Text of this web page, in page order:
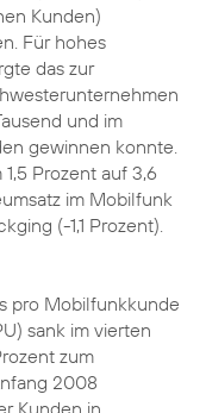
Kunden)
Für hohes
das zur
und im
gewinnen konnte.
Prozent auf 3,6
im Mobilfunk
(-1,1 Prozent).
pro Mobilfunkkunde
sank im vierten
zum
2008